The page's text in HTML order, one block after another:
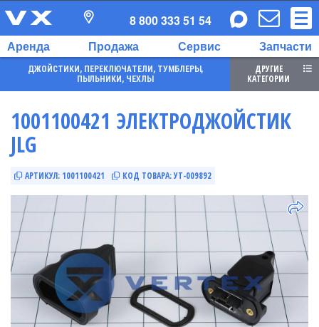
Аренда Продажа Сервис Запчасти
8 800 333 51 54
ДЖОЙСТИКИ, ПЕРЕКЛЮЧАТЕЛИ, ТУМБЛЕРЫ,
ПЫЛЬНИКИ, ЧЕХЛЫ
ДРУГИЕ
КАТЕГОРИИ
1001100421 ЭЛЕКТРОДЖОЙСТИК
JLG
АРТИКУЛ: 1001100421 КОД ТОВАРА:УТ-009892